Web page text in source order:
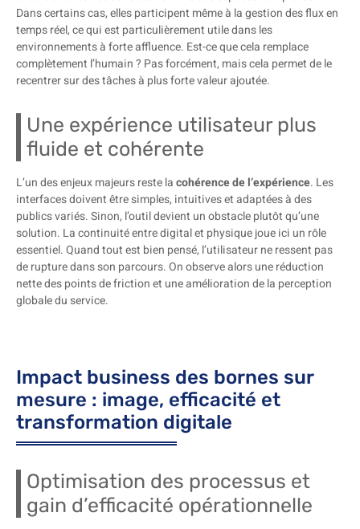
Dans certains cas, elles participent même à la gestion des flux en
temps réel, ce qui est particulièrement utile dans les
environnements à forte affluence. Est-ce que cela remplace
complètement l’humain ? Pas forcément, mais cela permet de le
recentrer sur des tâches à plus forte valeur ajoutée.
Une expérience utilisateur plus
fluide et cohérente
L’un des enjeux majeurs reste lacohérence de l’expérience. Les
interfaces doivent être simples, intuitives et adaptées à des
publics variés. Sinon, l’outil devient un obstacle plutôt qu’une
solution. La continuité entre digital et physique joue ici un rôle
essentiel. Quand tout est bien pensé, l’utilisateur ne ressent pas
de rupture dans son parcours. On observe alors une réduction
nette des points de friction et une amélioration de la perception
globale du service.
Impact business des bornes sur
mesure : image, efficacité et
transformation digitale
Optimisation des processus et
gain d’efficacité opérationnelle